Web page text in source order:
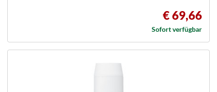
€ 69,66
Sofort verfügbar